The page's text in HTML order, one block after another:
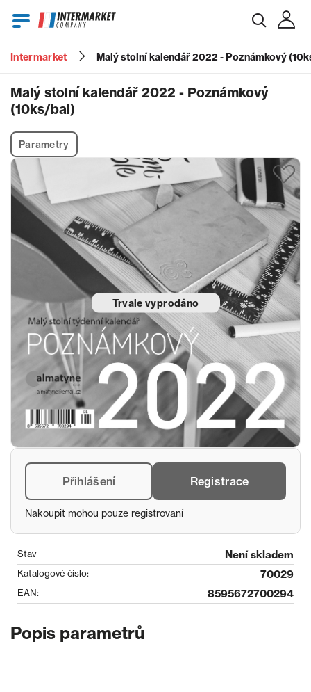
Heslo
Zapomenuté heslo?
Intermarket Malý stolní kalendář 2022 - Poznámkový
Malý stolní kalendář 2022 - Poznámkový
(10ks/bal)
Parametry
Trvale vyprodáno
Přihlášení Registrace
Nakoupit mohou pouze registrovaní
Stav Není skladem
Katalogové číslo: 70029
EAN: 8595672700294
Popis parametrů